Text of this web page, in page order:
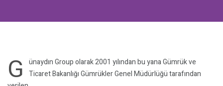
G
ünaydın Group olarak 2001 yılından bu yana Gümrük ve
Ticaret Bakanlığı Gümrükler Genel Müdürlüğü tarafından